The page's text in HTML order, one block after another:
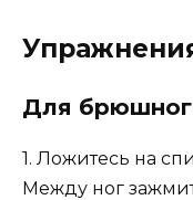
Для
1. Ложитесь на
Между ног